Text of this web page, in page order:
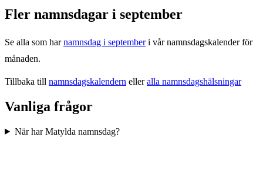
Fler namnsdagar i september
Se alla som har namnsdag i september i vår namnsdagskalender för
månaden.
Tillbaka till namnsdagskalendern elleralla namnsdagshälsningar
Vanliga frågor
När har Matylda namnsdag?